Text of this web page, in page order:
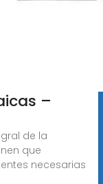
–
de la
que
necesarias